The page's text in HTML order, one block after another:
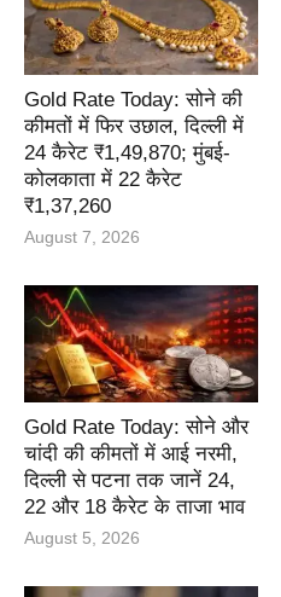
Gold Rate Today: सोने की
कीमतों में फिर उछाल, दिल्ली में
24 कैरेट ₹1,49,870; मुंबई-
कोलकाता में 22 कैरेट
₹1,37,260
August 7, 2026
Gold Rate Today: सोने और
चांदी की कीमतों में आई नरमी,
दिल्ली से पटना तक जानें 24,
22 और 18 कैरेट के ताजा भाव
August 5, 2026